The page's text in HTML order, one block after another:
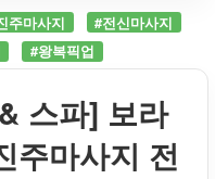
주마사지
#전신마사지
#왕복픽업
스파] 보라
주마사지 전